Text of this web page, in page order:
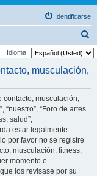
Identificarse
u
Idioma:
musculación,
contacto, musculación,
“nuestro”, “Foro de artes
salud”,
estar legalmente
por favor no se registre
musculación, fitness,
momento e
los revisase por su